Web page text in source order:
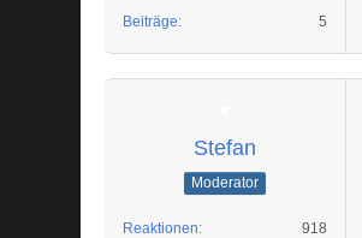
Beiträge 5
Stefan
Moderator
Reaktionen
918